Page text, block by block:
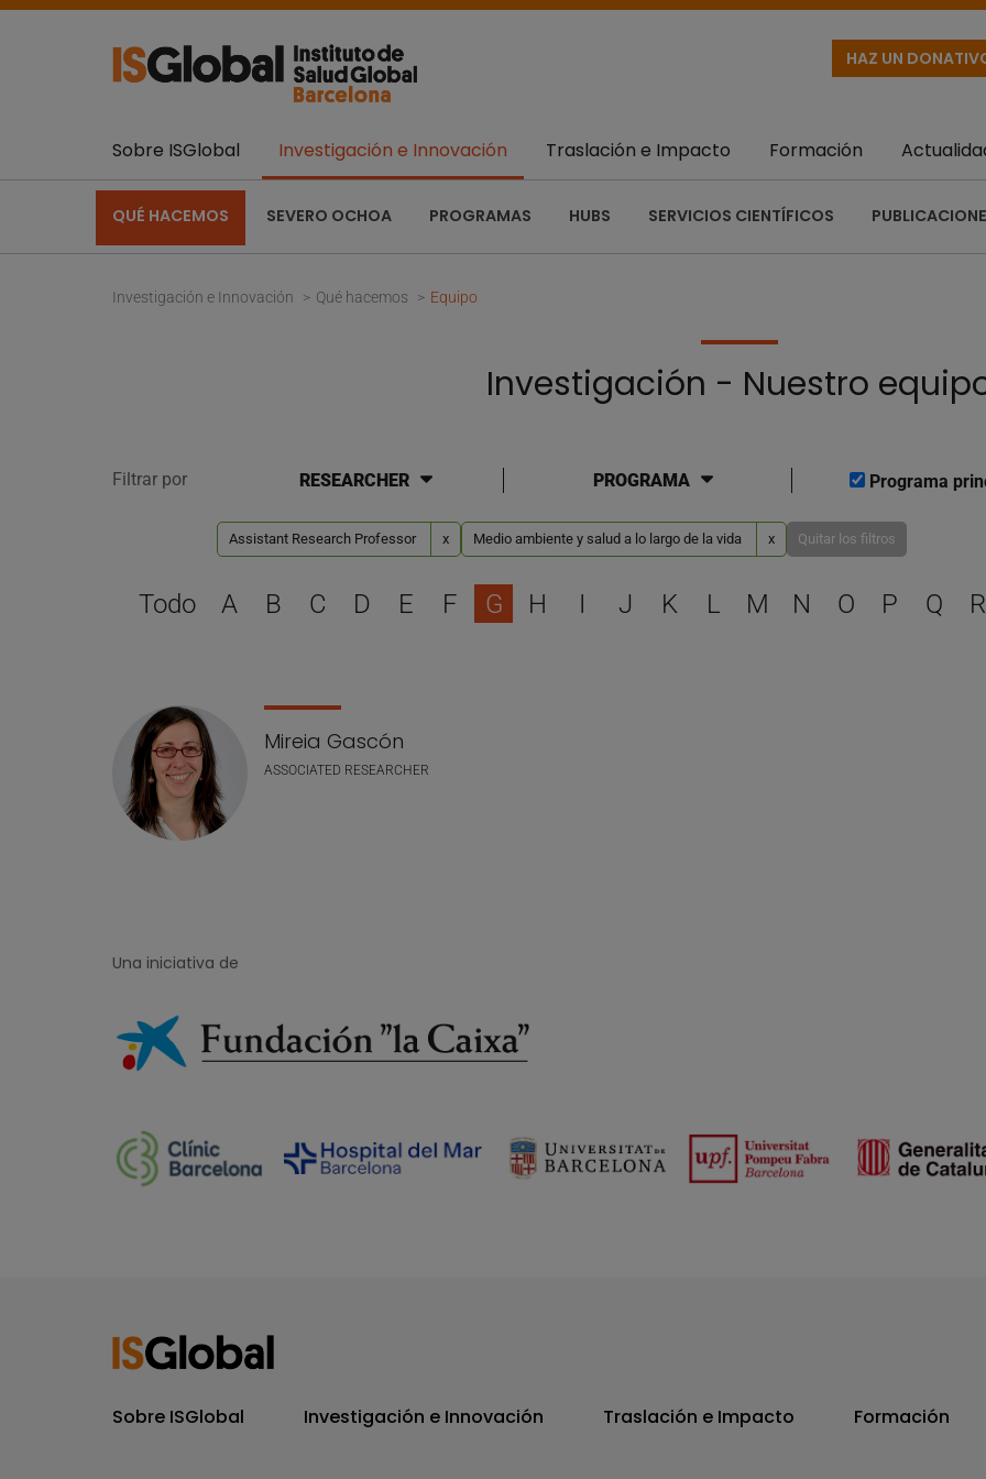
HAZ UN
Sobre ISGlobal Investigación e Innovación
QUÉ HACEMOS SEVERO OCHOA PROGRAMAS HUBS SERVICIOS CIENTÍFICOS
Traslación e Impacto Formación
Investigación e Innovación Qué hacemos Equipo
Investigación - Nuestro
Filtrar por RESEARCHER PROGRAMA Programa
Assistant Research Professor x Medio ambiente y salud a lo largo de la vida x Quitar los filtros
Selecciona una letra
Todo A B C D E F G H I J K L M N O P Q R
Lista de personal
Mireia Gascón
ASSOCIATED RESEARCHER
Una iniciativa de
Sobre ISGlobal Investigación e Innovación Traslación e Impacto Formación